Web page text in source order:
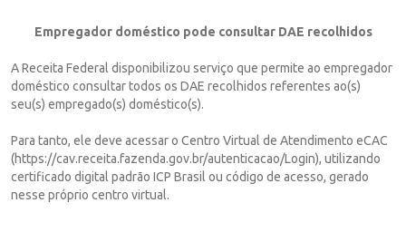
Empregador doméstico pode consultar DAE recolhidos
A Receita Federal disponibilizou serviço que permite ao empregador
doméstico consultar todos os DAE recolhidos referentes ao(s)
seu(s) empregado(s) doméstico(s).
Para tanto, ele deve acessar o Centro Virtual de Atendimento eCAC
(https://cav.receita.fazenda.gov.br/autenticacao/Login), utilizando
certificado digital padrão ICP Brasil ou código de acesso, gerado
nesse próprio centro virtual.